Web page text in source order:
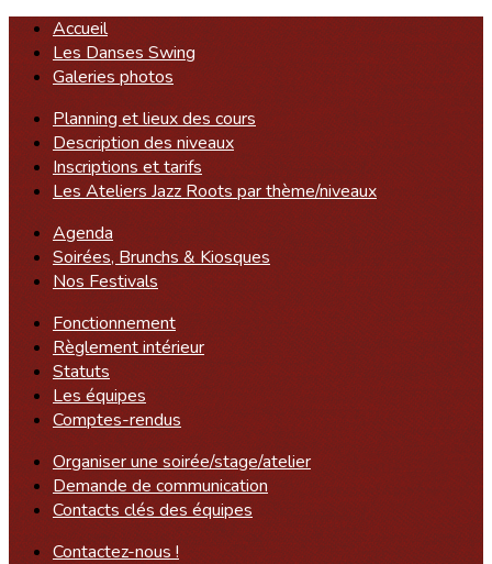
Accueil
Les Danses Swing
Galeries photos
Planning et lieux des cours
Description des niveaux
Inscriptions et tarifs
Les Ateliers Jazz Roots par thème/niveaux
Agenda
Soirées, Brunchs & Kiosques
Nos Festivals
Fonctionnement
Règlement intérieur
Statuts
Les équipes
Comptes-rendus
Organiser une soirée/stage/atelier
Demande de communication
Contacts clés des équipes
Contactez-nous !